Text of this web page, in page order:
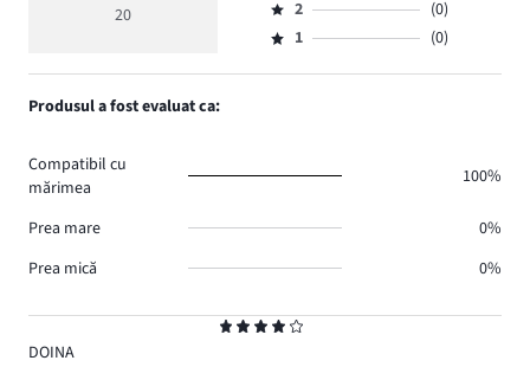
4
DOINA
medie
20
voturi
18.
numărul
de
2.
3,
numărul
Evaluare
2,
2
(0)
Evaluare
1,
1 (0)
Produsul a fost evaluat ca:
Compatibil cu
mărimea
100%
Prea mare
0%
Prea mică
0%